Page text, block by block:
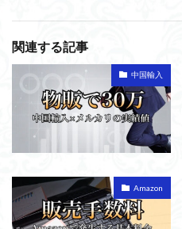
関連する記事
中国輸入
Amazon